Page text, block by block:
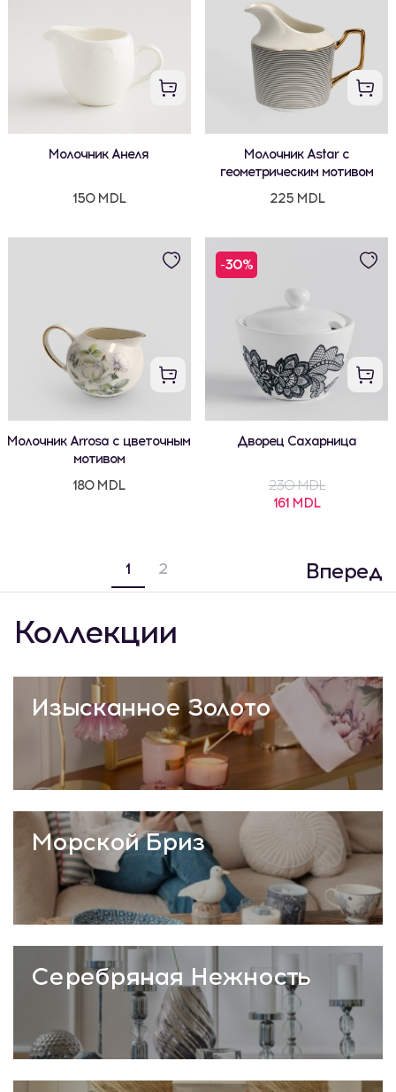
Молочник Анеля
150 MDL
Молочник Astar с
геометрическим мотивом
225 MDL
Молочник Arrosa с цветочным
мотивом
180 MDL
-30%
Дворец Сахарница
230 MDL
161 MDL
1 2 Вперед
Коллекции
Изысканное Золото
Морской Бриз
Серебряная Нежность